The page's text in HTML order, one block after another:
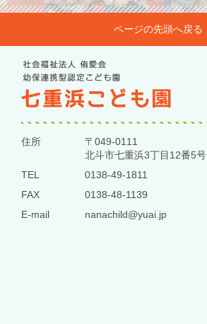
ページの先頭へ戻る
住所
〒049-0111
北斗市七重浜3丁目12番5号
TEL
0138-49-1811
FAX
0138-48-1139
E-mail
nanachild@yuai.jp